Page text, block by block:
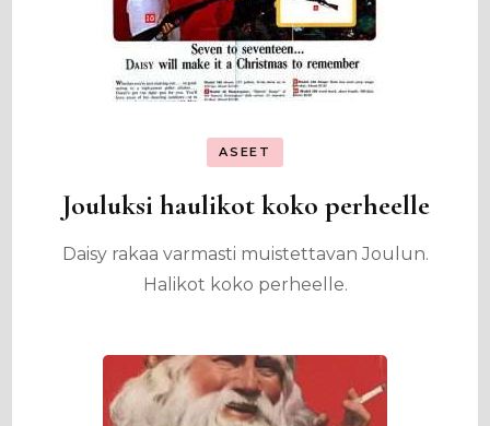
ASEET
Jouluksi haulikot koko perheelle
Daisy rakaa varmasti muistettavan Joulun.
Halikot koko perheelle.